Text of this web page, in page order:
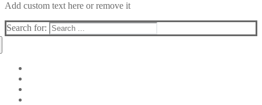
Add custom text here or remove it
Search for: